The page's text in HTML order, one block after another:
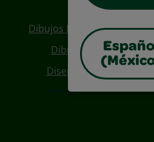
Also of
Dibujos Para Colorear De
Dibujos De
Diseños Para